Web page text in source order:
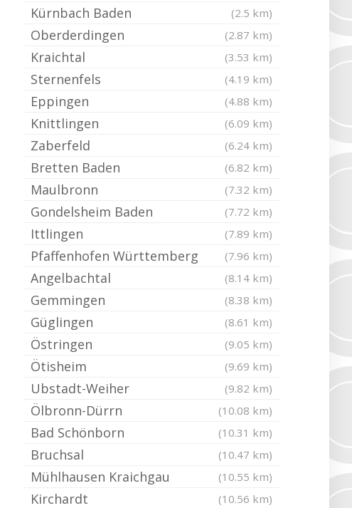
Kürnbach Baden (2.5 km)
Oberderdingen (2.87 km)
Kraichtal (3.53 km)
Sternenfels (4.19 km)
Eppingen (4.88 km)
Knittlingen (6.09 km)
Zaberfeld (6.24 km)
Bretten Baden (6.82 km)
Maulbronn (7.32 km)
Gondelsheim Baden (7.72 km)
Ittlingen (7.89 km)
Pfaffenhofen Württemberg (7.96 km)
Angelbachtal (8.14 km)
Gemmingen (8.38 km)
Güglingen (8.61 km)
Östringen (9.05 km)
Ötisheim (9.69 km)
Ubstadt-Weiher (9.82 km)
Ölbronn-Dürrn (10.08 km)
Bad Schönborn (10.31 km)
Bruchsal (10.47 km)
Mühlhausen Kraichgau (10.55 km)
Kirchardt (10.56 km)